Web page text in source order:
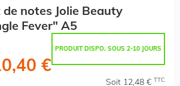
notes Jolie Beauty
Fever" A5
PRODUIT DISPO. SOUS 2-10 JOURS
€
Soit 12,48 € TTC